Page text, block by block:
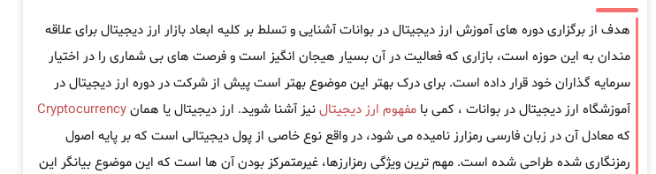
هدف از برگزاری دوره های آموزش ارز دیجیتال در بوانات آشنایی و تسلط بر کلیه ابعاد بازار ارز دیجیتال برای علاقه
مندان به این حوزه است، بازاری که فعالیت در آن بسیار هیجان انگیز است و فرصت های بی شماری را در اختیار
سرمایه گذاران خود قرار داده است. برای درک بهتر این موضوع بهتر است پیش از شرکت در دوره ارز دیجیتال در
آموزشگاه ارز دیجیتال در بوانات ، کمی با مفهوم ارز دیجیتالنیز آشنا شوید. ارز دیجیتال یا همانCryptocurrency
که معادل آن در زبان فارسی رمزارز نامیده می شود، در واقع نوع خاصی از پول دیجیتالی است که بر پایه اصول
رمزنگاری شده طراحی شده است. مهم ترین ویژگی رمزارزها، غیرمتمرکز بودن آن ها است که این موضوع بیانگر این